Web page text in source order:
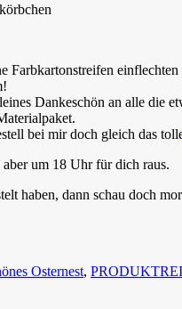
Dankeschön an alle die
bei mir doch gleich das
um 18 Uhr für dich raus.
haben, dann schau doch
Osternest,